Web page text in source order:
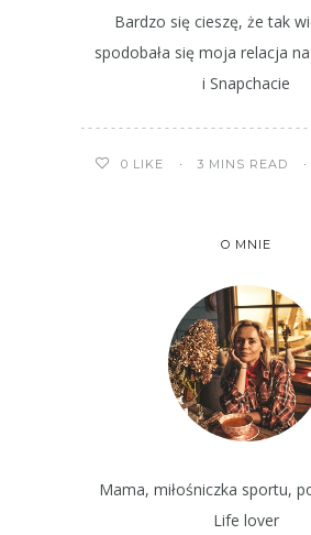
Bardzo się cieszę, że tak
spodobała się moja relacja
i Snapchacie
0 LIKE 3 MINS READ
O MNIE
Mama, miłośniczka sportu,
Life lover